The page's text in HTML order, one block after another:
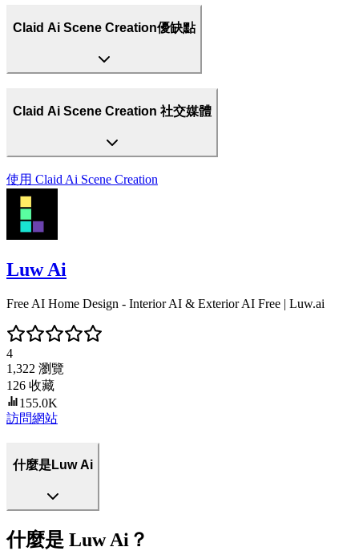
Claid Ai Scene Creation優缺點
Claid Ai Scene Creation 社交媒體
使用 Claid Ai Scene Creation
Luw Ai
Free AI Home Design - Interior AI & Exterior AI Free | Luw.ai
4
1,322 瀏覽
126 收藏
155.0K
訪問網站
什麼是Luw Ai
什麼是 Luw Ai？